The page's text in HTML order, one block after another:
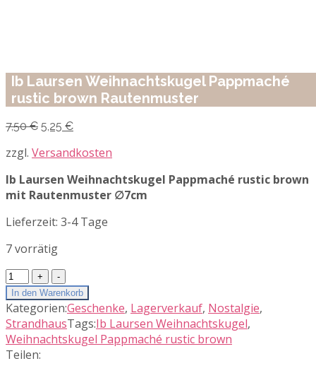
Ib Laursen Weihnachtskugel Pappmaché
rustic brown Rautenmuster
7,50€ Ursprünglicher
war:
5,25 €Aktueller
ist:
zzgl. Versandkosten
Ib Laursen Weihnachtskugel Pappmaché rustic brown
mit Rautenmuster ∅7cm
Lieferzeit: 3-4 Tage
7 vorrätig
Ib
Laursen
Weihnachtskugel
Pappmaché
rustic
brown
In den Warenkorb
Kategorien:Geschenke, Lagerverkauf, Nostalgie,
StrandhausTags:Ib Laursen Weihnachtskugel,
Weihnachtskugel Pappmaché rustic brown
Teilen: